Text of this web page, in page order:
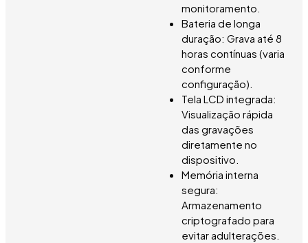
monitoramento.
Bateria de longa
duração: Grava até 8
horas contínuas (varia
conforme
configuração).
Tela LCD integrada:
Visualização rápida
das gravações
diretamente no
dispositivo.
Memória interna
segura:
Armazenamento
criptografado para
evitar adulterações.